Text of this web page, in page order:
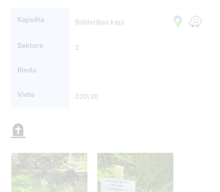
Kapsēta Bolderājas kapi
Sektors 2
Rinda
Vieta 020/20